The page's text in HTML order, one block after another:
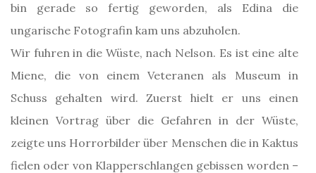
bin gerade so fertig geworden, als Edina die
ungarische Fotografin kam uns abzuholen.
Wir fuhren in die Wüste, nach Nelson. Es ist eine alte
Miene, die von einem Veteranen als Museum in
Schuss gehalten wird. Zuerst hielt er uns einen
kleinen Vortrag über die Gefahren in der Wüste,
zeigte uns Horrorbilder über Menschen die in Kaktus
fielen oder von Klapperschlangen gebissen worden –